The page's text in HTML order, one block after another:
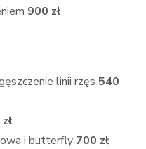
900 zł
linii rzęs 540
i butterfly 700 zł